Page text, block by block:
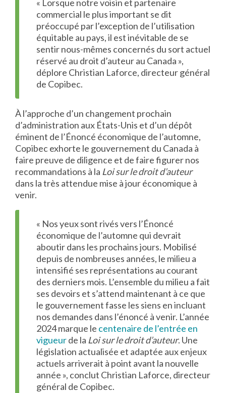
« Lorsque notre voisin et partenaire
commercial le plus important se dit
préoccupé par l’exception de l’utilisation
équitable au pays, il est inévitable de se
sentir nous-mêmes concernés du sort actuel
réservé au droit d’auteur au Canada »,
déplore Christian Laforce, directeur général
de Copibec.
À l’approche d’un changement prochain
d’administration aux États-Unis et d’un dépôt
éminent de l’Énoncé économique de l’automne,
Copibec exhorte le gouvernement du Canada à
faire preuve de diligence et de faire figurer nos
recommandations à la Loi sur le droit d’auteur
dans la très attendue mise à jour économique à
venir.
« Nos yeux sont rivés vers l’Énoncé
économique de l’automne qui devrait
aboutir dans les prochains jours. Mobilisé
depuis de nombreuses années, le milieu a
intensifié ses représentations au courant
des derniers mois. L’ensemble du milieu a fait
ses devoirs et s’attend maintenant à ce que
le gouvernement fasse les siens en incluant
nos demandes dans l’énoncé à venir. L’année
2024 marque le centenaire de l’entrée en
vigueurde la Loi sur le droit d’auteur. Une
législation actualisée et adaptée aux enjeux
actuels arriverait à point avant la nouvelle
année », conclut Christian Laforce, directeur
général de Copibec.